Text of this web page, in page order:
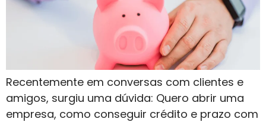
Recentemente em conversas com clientes e
amigos, surgiu uma dúvida: Quero abrir uma
empresa, como conseguir crédito e prazo com